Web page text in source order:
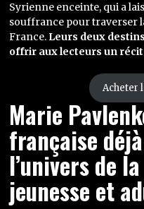
Syrienne enceinte, qui a
souffrance pour traverser
France. Leurs deux
offrir aux lecteurs un
Acheter
Marie
française
l’univers de
jeunesse et